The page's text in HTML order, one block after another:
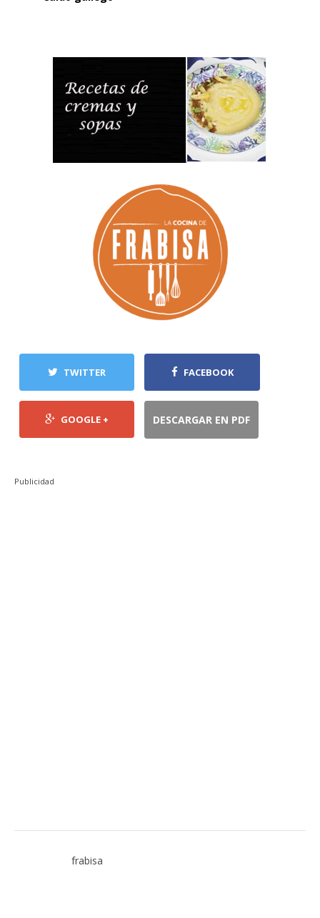
TWITTER FACEBOOK
GOOGLE + DESCARGAR EN PDF
Publicidad
frabisa